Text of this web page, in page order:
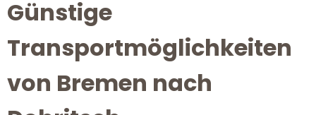
Günstige
Transportmöglichkeiten
von Bremen nach